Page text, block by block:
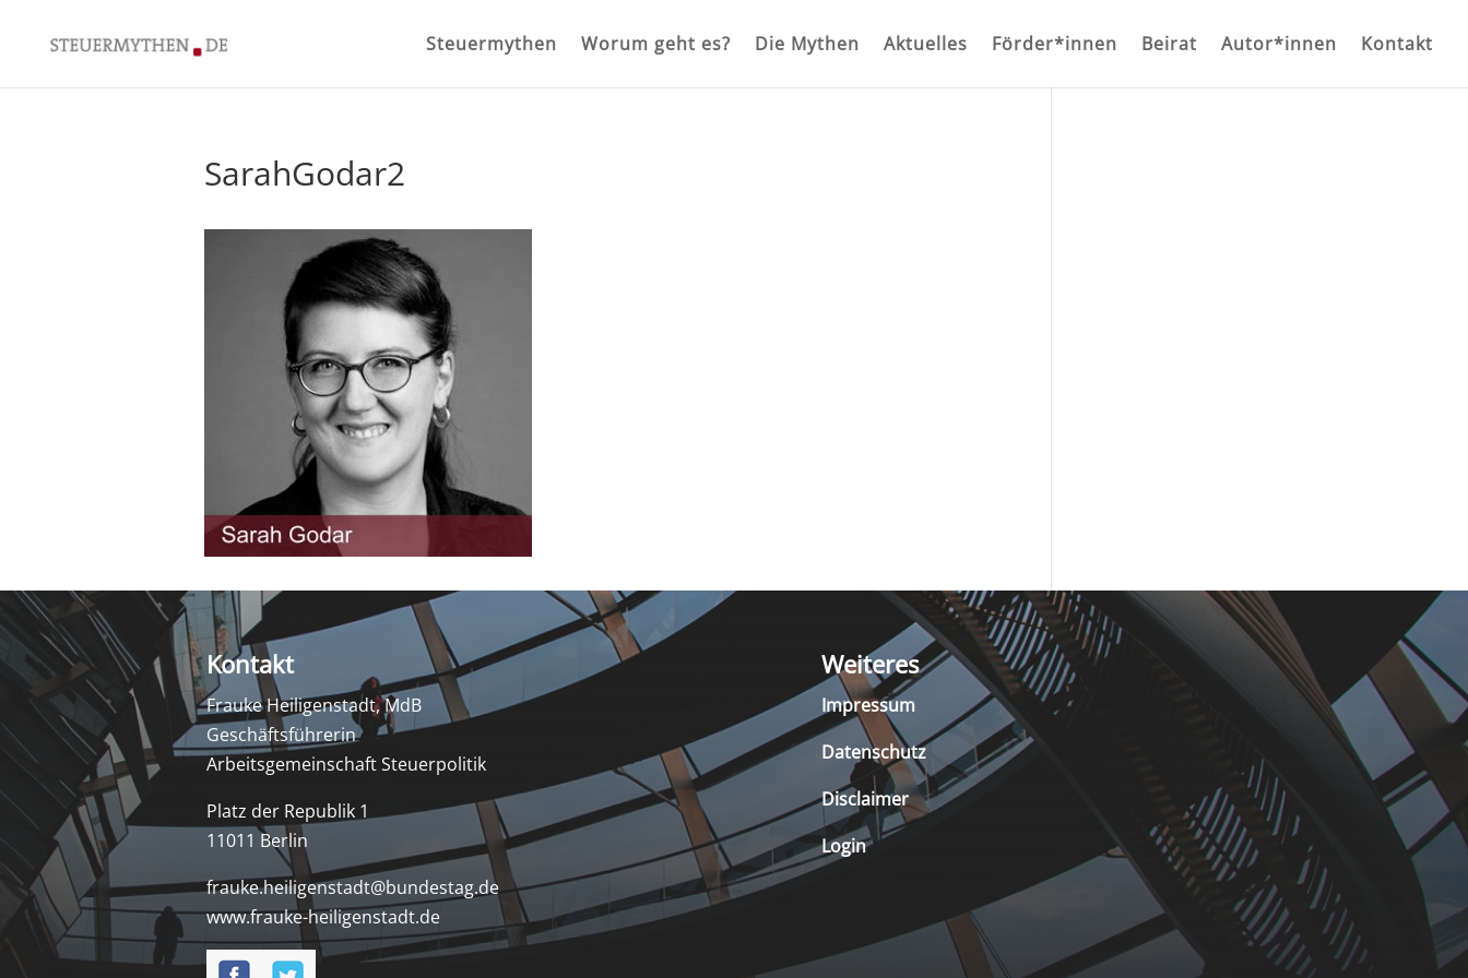
Steuermythen Worum geht es? Die Mythen Aktuelles Förder*innen Beirat Autor*innen Kontakt
SarahGodar2
Kontakt
Frauke Heiligenstadt, MdB
Geschäftsführerin
Arbeitsgemeinschaft Steuerpolitik
Platz der Republik 1
11011 Berlin
frauke.heiligenstadt@bundestag.de
www.frauke-heiligenstadt.de
Weiteres
Impressum
Datenschutz
Disclaimer
Login